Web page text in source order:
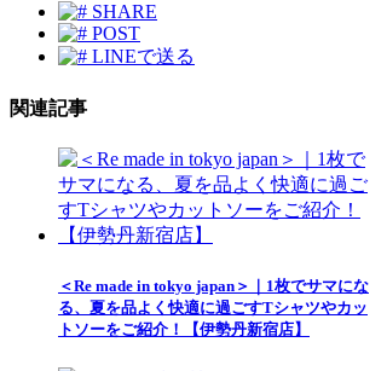
SHARE
POST
LINEで送る
関連記事
＜Re made in tokyo japan＞｜1枚でサマにな
る、夏を品よく快適に過ごすTシャツやカッ
トソーをご紹介！【伊勢丹新宿店】